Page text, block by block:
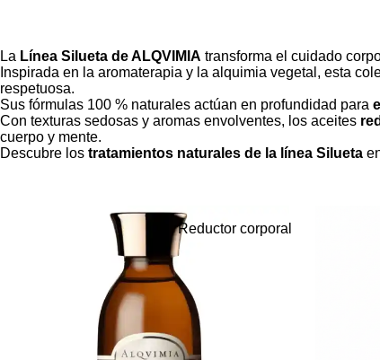
La Línea Silueta de ALQVIMIA transforma el cuidado
Inspirada en la aromaterapia y la alquimia vegetal, esta
respetuosa.
Sus fórmulas 100 % naturales actúan en profundidad para
Con texturas sedosas y aromas envolventes, los aceites
cuerpo y mente.
Descubre los tratamientos naturales de la línea Silueta
Reductor corporal